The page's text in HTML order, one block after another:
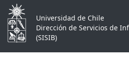
Universidad de Chile
Dirección de Servicios de
(SISIB)